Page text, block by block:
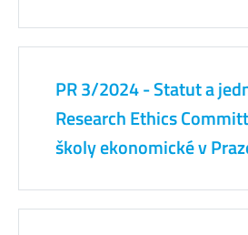
PR 3/2024 - Statut a
Research Ethics
školy ekonomické v